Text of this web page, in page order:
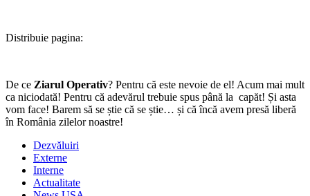
Distribuie pagina:
De ce Ziarul Operativ? Pentru că este nevoie de el! Acum mai mult
ca niciodată! Pentru că adevărul trebuie spus până la capăt! Și asta
vom face! Barem să se știe că se știe… și că încă avem presă liberă
în România zilelor noastre!
Dezvăluiri
Externe
Interne
Actualitate